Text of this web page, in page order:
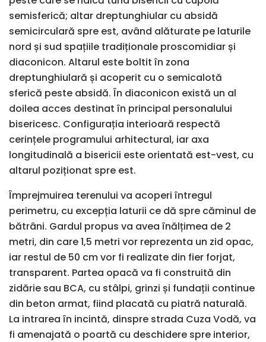
semisferică; altar dreptunghiular cu absidă
semicirculară spre est, având alăturate pe laturile
nord și sud spațiile tradiționale proscomidiar și
diaconicon. Altarul este boltit în zona
dreptunghiulară și acoperit cu o semicalotă
sferică peste absidă. În diaconicon există un al
doilea acces destinat în principal personalului
bisericesc. Configurația interioară respectă
cerințele programului arhitectural, iar axa
longitudinală a bisericii este orientată est-vest, cu
altarul poziționat spre est.
Împrejmuirea terenului va acoperi întregul
perimetru, cu excepția laturii ce dă spre căminul de
bătrâni. Gardul propus va avea înălțimea de 2
metri, din care 1,5 metri vor reprezenta un zid opac,
iar restul de 50 cm vor fi realizate din fier forjat,
transparent. Partea opacă va fi construită din
zidărie sau BCA, cu stâlpi, grinzi și fundații continue
din beton armat, fiind placată cu piatră naturală.
La intrarea în incintă, dinspre strada Cuza Vodă, va
fi amenajată o poartă cu deschidere spre interior,